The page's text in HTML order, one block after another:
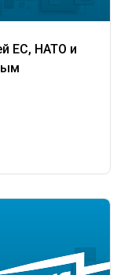
ЕС, НАТО и